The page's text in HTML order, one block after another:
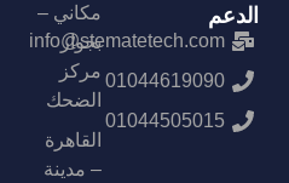
الدعم
info@stematetech.com
01044619090
01044505015
مكاني –
بجوار
مركز
الضحك
القاهرة
– مدينة